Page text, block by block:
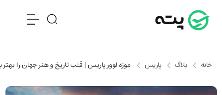
خانه بلاگ پاریس موزه لوور پاریس | قلب تاریخ و هنر جهان را